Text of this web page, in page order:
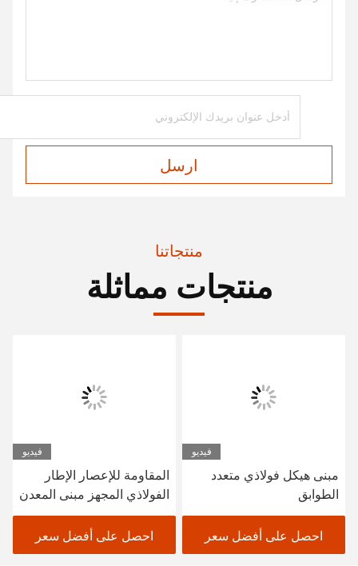
ارسل
منتجاتنا
منتجات مماثلة
فيديو
مبنى هيكل فولاذي متعدد
الطوابق
احصل على أفضل سعر
فيديو
المقاومة للإعصار الإطار
الفولاذي المجهز مبنى المعدن
مستودع حظيرة مكتب
احصل على أفضل سعر